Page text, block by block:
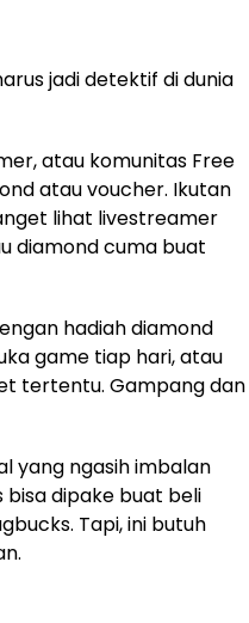
jadi detektif di dunia
atau komunitas Free
atau voucher. Ikutan
lihat livestreamer
diamond cuma buat
hadiah diamond
game tiap hari, atau
tertentu. Gampang dan
yang ngasih imbalan
bisa dipake buat beli
Tapi, ini butuh